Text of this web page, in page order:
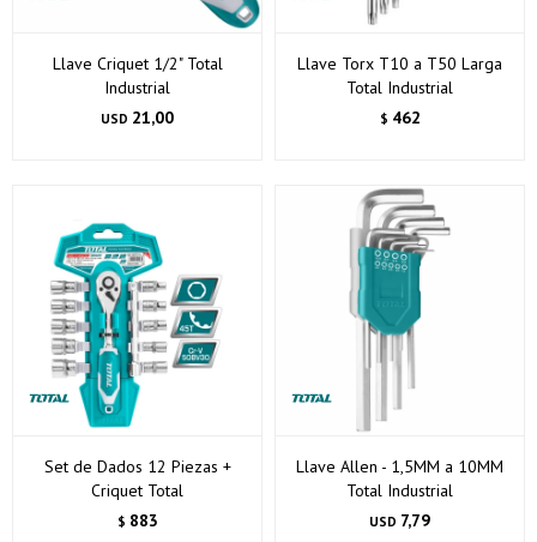
Llave Criquet 1/2" Total
Industrial
USD 21,00
Llave Torx T10 a T50 Larga
Total Industrial
$ 462
Set de Dados 12 Piezas +
Criquet Total
$ 883
Llave Allen - 1,5MM a 10MM
Total Industrial
USD 7,79